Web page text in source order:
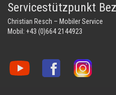
Servicestützpunkt
Christian Resch – Mobiler Service
Mobil: +43 (0)664 2144923
Vonblon
auf
Vonblon
Vonblon
auf